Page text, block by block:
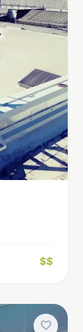
$$
favorite